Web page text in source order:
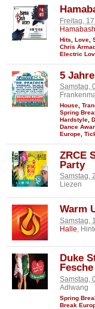
Freitag,
Hits Love
Chris
Electric
5
Samstag,
House
Spring
Hardstyle
Dance
Europe
ZRCE
Party
Samstag,
Liezen
Warm
Samstag,
Halle ,
Duke
Fesche
Samstag,
Adlwang
Spring
Break